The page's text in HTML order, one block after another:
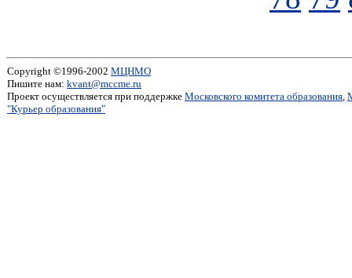
Copyright ©1996-2002 МЦНМО
Пишите нам: kvant@mccme.ru
Проект осуществляется при поддержке Московского комитета образования,
"Курьер образования"